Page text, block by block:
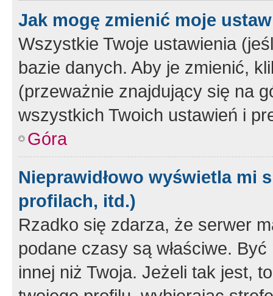
Jak mogę zmienić moje
Wszystkie Twoje ustawienia
bazie danych. Aby je zmienić,
(przeważnie znajdujący się na
wszystkich Twoich ustawień i
Góra
Nieprawidłowo wyświetla mi
profilach, itd.)
Rzadko się zdarza, że serwer
podane czasy są właściwe.
innej niż Twoja. Jeżeli tak jest,